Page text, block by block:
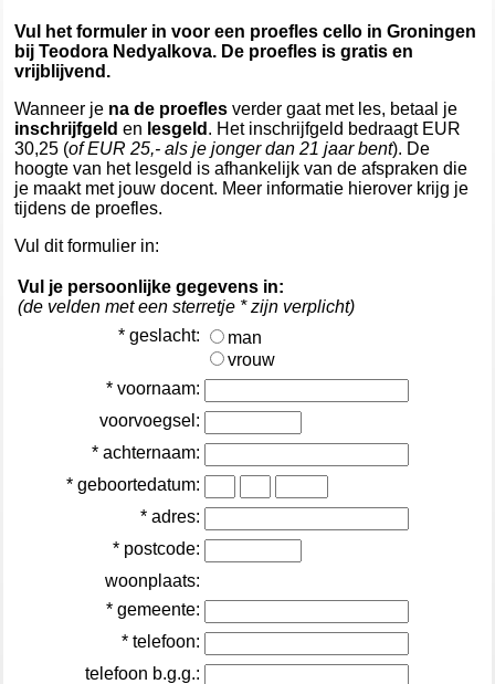
Vul het formuler in voor een proefles cello in Groningen
bij Teodora Nedyalkova. De proefles is gratis en
vrijblijvend.
Wanneer je na de proefles verder gaat met les, betaal je
inschrijfgeld en lesgeld . Het inschrijfgeld bedraagt EUR
30,25 (of EUR 25,- als je jonger dan 21 jaar bent). De
hoogte van het lesgeld is afhankelijk van de afspraken die
je maakt met jouw docent. Meer informatie hierover krijg je
tijdens de proefles.
Vul dit formulier in:
Vul je persoonlijke gegevens in:
(de velden met een sterretje * zijn verplicht)
* geslacht:
man
vrouw
* voornaam:
voorvoegsel:
* achternaam:
* geboortedatum:
* adres:
* postcode:
woonplaats:
* gemeente:
* telefoon:
telefoon b.g.g.: